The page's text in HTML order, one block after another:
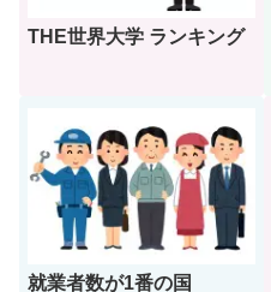
THE世界大学 ランキング
就業者数が1番の国